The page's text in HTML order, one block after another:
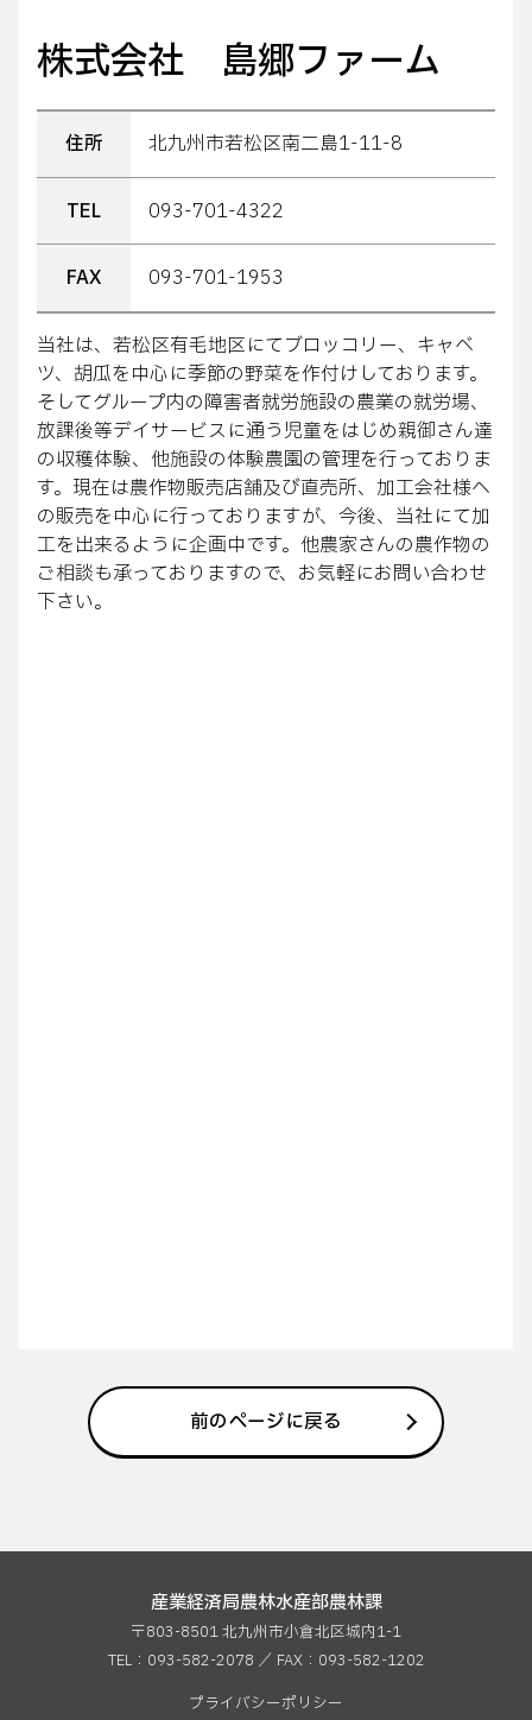
株式会社 島郷ファーム
住所 北九州市若松区南二島1-11-8
TEL 093-701-4322
FAX 093-701-1953
当社は、若松区有毛地区にてブロッコリー、キャベ
ツ、胡瓜を中心に季節の野菜を作付けしております。
そしてグループ内の障害者就労施設の農業の就労場、
放課後等デイサービスに通う児童をはじめ親御さん達
の収穫体験、他施設の体験農園の管理を行っておりま
す。現在は農作物販売店舗及び直売所、加工会社様へ
の販売を中心に行っておりますが、今後、当社にて加
工を出来るように企画中です。他農家さんの農作物の
ご相談も承っておりますので、お気軽にお問い合わせ
下さい。
前のページに戻る
産業経済局農林水産部農林課
〒803-8501 北九州市小倉北区城内1-1
TEL：093-582-2078 ／ FAX： 093-582-1202
プライバシーポリシー